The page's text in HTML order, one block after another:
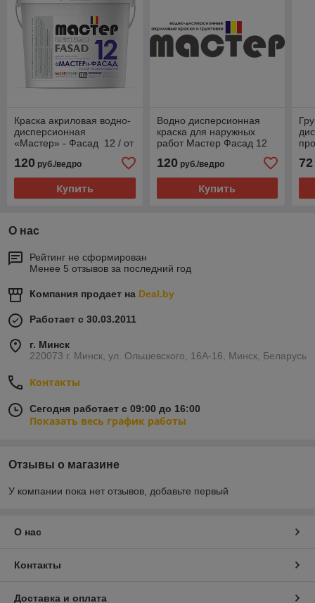
Краска акриловая водно-
дисперсионная
«Мастер» - Фасад 12 / от
120 руб./ведро
Купить
Водно дисперсионная
краска для наружных
работ Мастер Фасад 12
120руб./ведро
Купить
72
О нас
Рейтинг не сформирован
Менее 5 отзывов за последний год
Компания продает на Deal.by
Работает с 30.03.2011
г. Минск
220073 г. Минск, ул. Ольшевского, 16А-16, Минск, Беларусь
Контакты
Сегодня работает с 09:00 до 16:00
Показать весь график работы
Отзывы о магазине
У компании пока нет отзывов, добавьте первый
О нас
Контакты
Доставка и оплата